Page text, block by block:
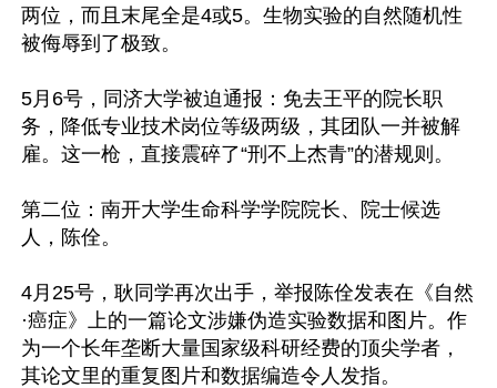
两位，而且末尾全是4或5。生物实验的自然随机性
被侮辱到了极致。
5月6号，同济大学被迫通报：免去王平的院长职
务，降低专业技术岗位等级两级，其团队一并被解
雇。这一枪，直接震碎了“刑不上杰青”的潜规则。
第二位：南开大学生命科学学院院长、院士候选
人，陈佺。
4月25号，耿同学再次出手，举报陈佺发表在《自然
·癌症》上的一篇论文涉嫌伪造实验数据和图片。作
为一个长年垄断大量国家级科研经费的顶尖学者，
其论文里的重复图片和数据编造令人发指。